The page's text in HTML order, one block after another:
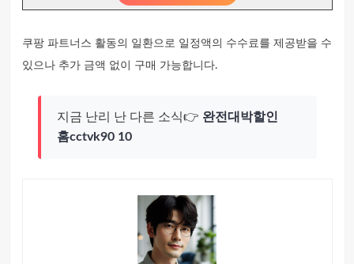
쿠팡 파트너스 활동의 일환으로 일정액의 수수료를 제공받을 수
있으나 추가 금액 없이 구매 가능합니다.
지금 난리 난 다른 소식👉 완전대박할인
홈cctvk90 10